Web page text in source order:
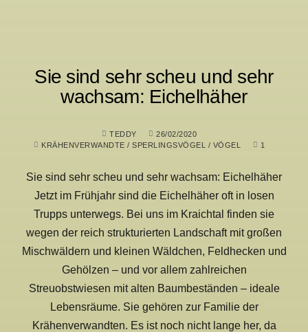
Sie sind sehr scheu und sehr
wachsam: Eichelhäher
TEDDY
26/02/2020
KRÄHENVERWANDTE / SPERLINGSVÖGEL / VÖGEL 1
Sie sind sehr scheu und sehr wachsam: Eichelhäher
Jetzt im Frühjahr sind die Eichelhäher oft in losen
Trupps unterwegs. Bei uns im Kraichtal finden sie
wegen der reich strukturierten Landschaft mit großen
Mischwäldern und kleinen Wäldchen, Feldhecken und
Gehölzen – und vor allem zahlreichen
Streuobstwiesen mit alten Baumbeständen – ideale
Lebensräume. Sie gehören zur Familie der
Krähenverwandten. Es ist noch nicht lange her, da